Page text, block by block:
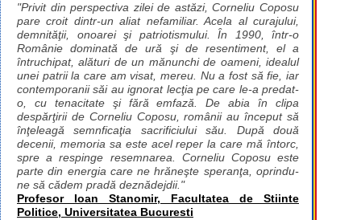
"Privit din perspectiva zilei de astăzi, Corneliu Coposu
pare croit dintr-un aliat nefamiliar. Acela al curajului,
demnităţii, onoarei şi patriotismului. În 1990, într-o
Românie dominată de ură şi de resentiment, el a
întruchipat, alături de un mănunchi de oameni, idealul
unei patrii la care am visat, mereu. Nu a fost să fie, iar
contemporanii săi au ignorat lecţia pe care le-a predat-
o, cu tenacitate şi fără emfază. De abia în clipa
despărţirii de Corneliu Coposu, românii au început să
înţeleagă semnficaţia sacrificiului său. După două
decenii, memoria sa este acel reper la care mă întorc,
spre a respinge resemnarea. Corneliu Coposu este
parte din energia care ne hrăneşte speranţa, oprindu-
ne să cădem pradă deznădejdii."
Profesor Ioan Stanomir, Facultatea de Stiinte
Politice, Universitatea Bucuresti